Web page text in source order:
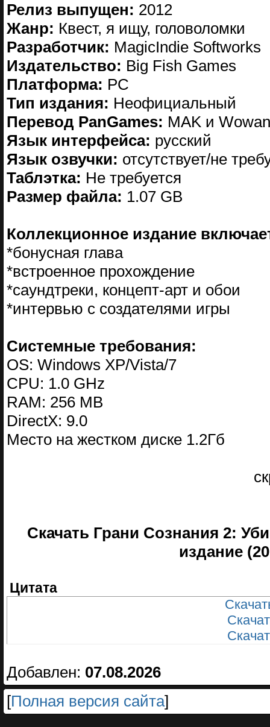
Релиз выпущен: 2012
Жанр: Квест, я ищу, головоломки
Разработчик: MagicIndie Softworks
Издательство: Big Fish Games
Платформа: PC
Тип издания: Неофициальный
Перевод PanGames: MAK и Wowan
Язык интерфейса: русский
Язык озвучки: отсутствует/не
Таблэтка: Не требуется
Размер файла: 1.07 GB
Коллекционное издание
*бонусная глава
*встроенное прохождение
*саундтреки, концепт-арт и обои
*интервью с создателями игры
Системные требования:
OS: Windows XP/Vista/7
CPU: 1.0 GHz
RAM: 256 MB
DirectX: 9.0
Место на жестком диске 1.2Гб
Скачать Грани Сознания 2:
издание
Цитата
Добавлен: 07.08.2026
[Полная версия сайта]